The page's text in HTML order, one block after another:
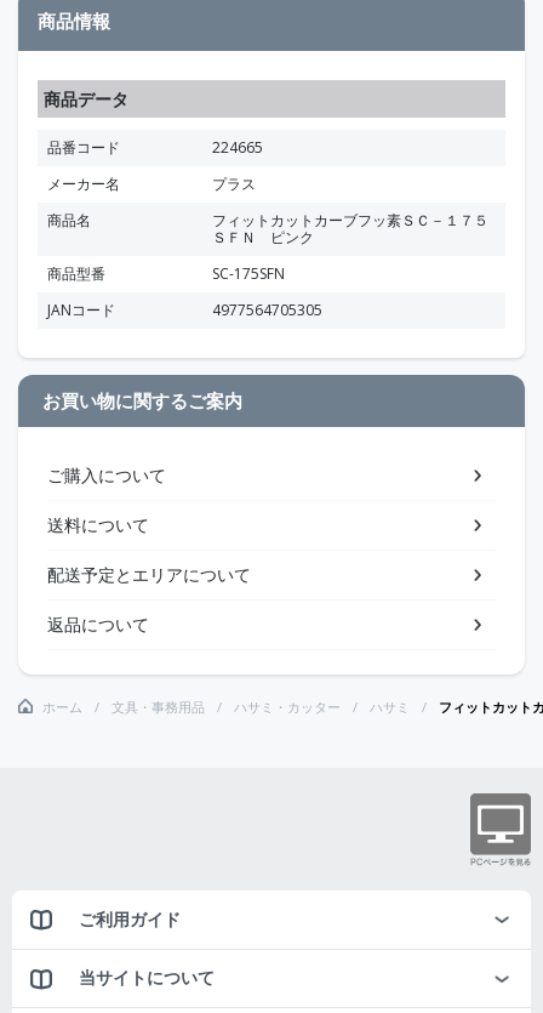
商品情報
商品データ
品番コード
224665
メーカー名
プラス
商品名
フィットカットカーブフッ素ＳＣ－１７５
ＳＦＮ ピンク
商品型番
SC-175SFN
JANコード
4977564705305
お買い物に関するご案内
ご購入について
送料について
配送予定とエリアについて
返品について
ホーム 文具・事務用品 ハサミ・カッター ハサミ フィットカット
ご利用ガイド
当サイトについて